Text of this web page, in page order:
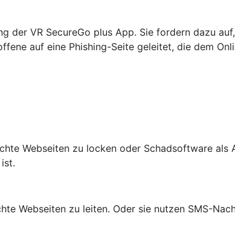
der VR SecureGo plus App. Sie fordern dazu
auf eine Phishing-Seite geleitet, die dem
Webseiten zu locken oder Schadsoftware
Webseiten zu leiten. Oder sie nutzen SMS-